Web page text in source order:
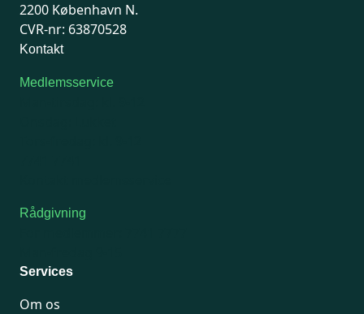
2200 København N.
CVR-nr: 63870528
Kontakt
Medlemsservice
Rådgivning
Services
Om os